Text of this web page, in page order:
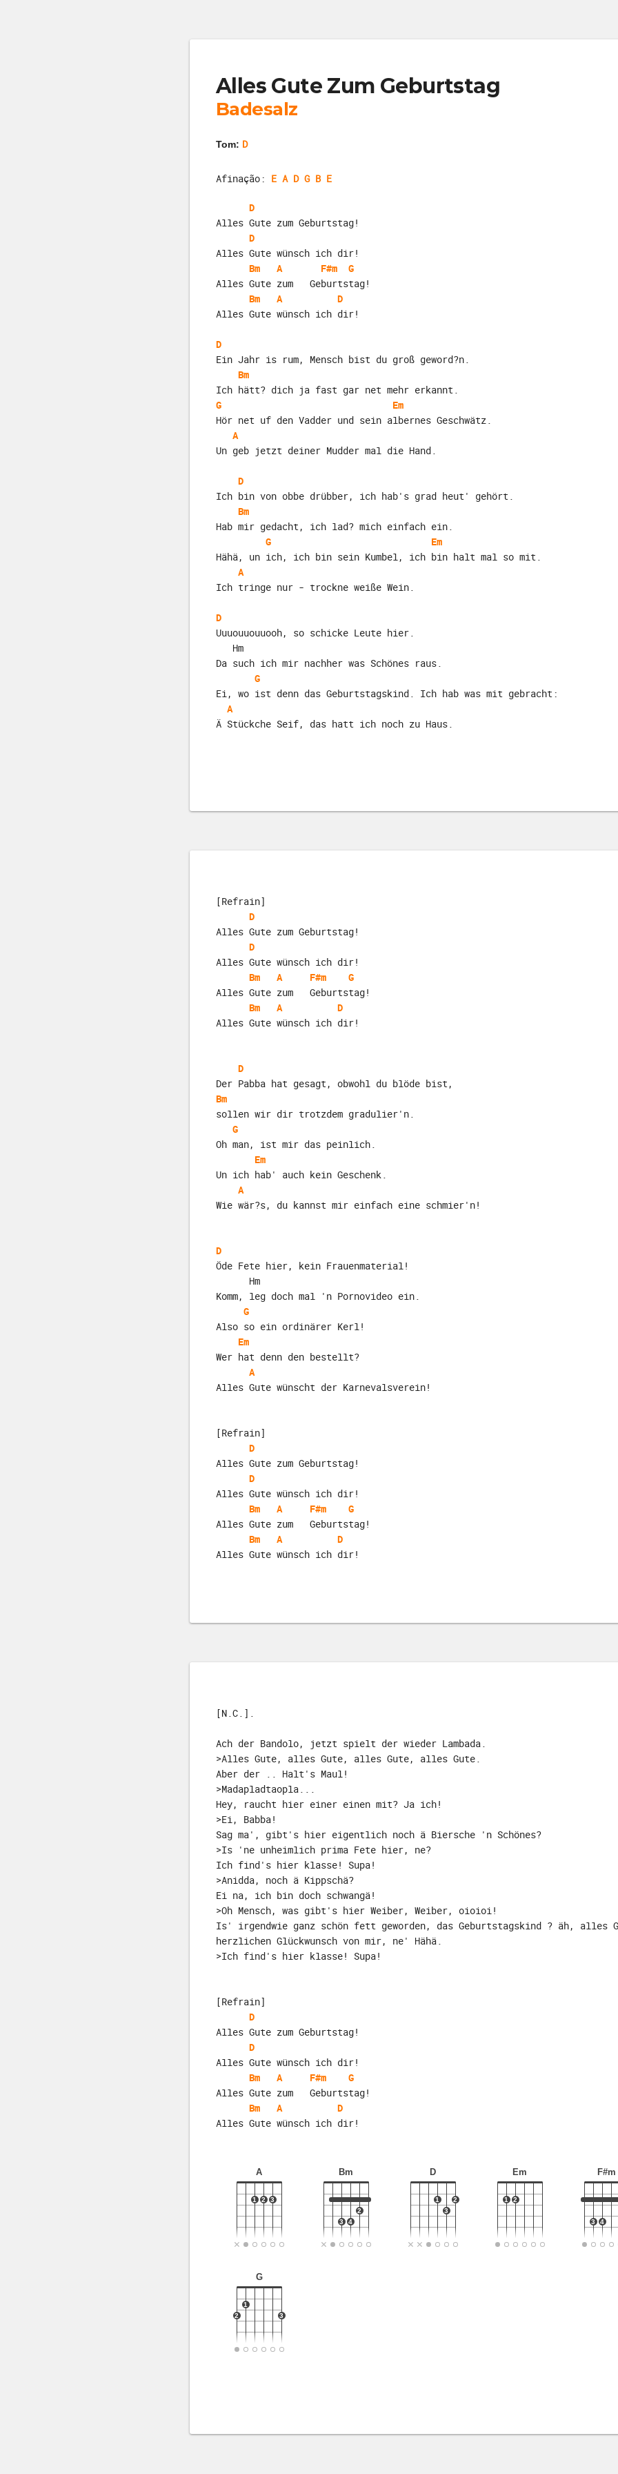
Alles Gute Zum Geburtstag
Badesalz
Tom: D
Afinação: E A D G B E
D
Alles Gute zum Geburtstag!
D
Alles Gute wünsch ich dir!
Bm
A F#m
G
Alles Gute zum   Geburtstag!
Bm
A
D
Alles Gute wünsch ich dir!
D
Ein Jahr is rum, Mensch bist du groß geword?n.
Bm
Ich hätt? dich ja fast gar net mehr erkannt.
G
Em
Hör net uf den Vadder und sein albernes Geschwätz.
A
Un geb jetzt deiner Mudder mal die Hand.
D
Ich bin von obbe drübber, ich hab's grad heut' gehört.
Bm
Hab mir gedacht, ich lad? mich einfach ein.
G
Em
Hähä, un ich, ich bin sein Kumbel, ich bin halt mal so mit.
A
Ich tringe nur - trockne weiße Wein.
D
Uuuouuouuooh, so schicke Leute hier.
   Hm
Da such ich mir nachher was Schönes raus.
G
Ei, wo ist denn das Geburtstagskind. Ich hab was mit gebracht:
A
Ä Stückche Seif, das hatt ich noch zu Haus.
[Refrain]
D
Alles Gute zum Geburtstag!
D
Alles Gute wünsch ich dir!
Bm
A F#m
G
Alles Gute zum   Geburtstag!
Bm
A
D
Alles Gute wünsch ich dir!
D
Der Pabba hat gesagt, obwohl du blöde bist,
Bm
sollen wir dir trotzdem gradulier'n.
G
Oh man, ist mir das peinlich.
Em
Un ich hab' auch kein Geschenk.
A
Wie wär?s, du kannst mir einfach eine schmier'n!
D
Öde Fete hier, kein Frauenmaterial!
      Hm
Komm, leg doch mal 'n Pornovideo ein.
G
Also so ein ordinärer Kerl!
Em
Wer hat denn den bestellt?
A
Alles Gute wünscht der Karnevalsverein!
[Refrain]
D
Alles Gute zum Geburtstag!
D
Alles Gute wünsch ich dir!
Bm
A F#m
G
Alles Gute zum   Geburtstag!
Bm
A
D
Alles Gute wünsch ich dir!
[N.C.].
Ach der Bandolo, jetzt spielt der wieder Lambada.
>Alles Gute, alles Gute, alles Gute, alles Gute.
Aber der .. Halt's Maul!
>Madapladtaopla...
Hey, raucht hier einer einen mit? Ja ich!
>Ei, Babba!
Sag ma', gibt's hier eigentlich noch ä Biersche 'n Schönes?
>Is 'ne unheimlich prima Fete hier, ne?
Ich find's hier klasse! Supa!
>Anidda, noch ä Kippschä?
Ei na, ich bin doch schwangä!
>Oh Mensch, was gibt's hier Weiber, Weiber, oioioi!
Is' irgendwie ganz schön fett geworden, das Geburtstagskind ? äh, alles
herzlichen Glückwunsch von mir, ne' Hähä.
>Ich find's hier klasse! Supa!
[Refrain]
D
Alles Gute zum Geburtstag!
D
Alles Gute wünsch ich dir!
Bm
A F#m
G
Alles Gute zum   Geburtstag!
Bm
A
D
Alles Gute wünsch ich dir!
A
1 2 3
Bm
2
3
4
D
1
2
3
Em
1 2
F#m
3 4
G
1
2
3